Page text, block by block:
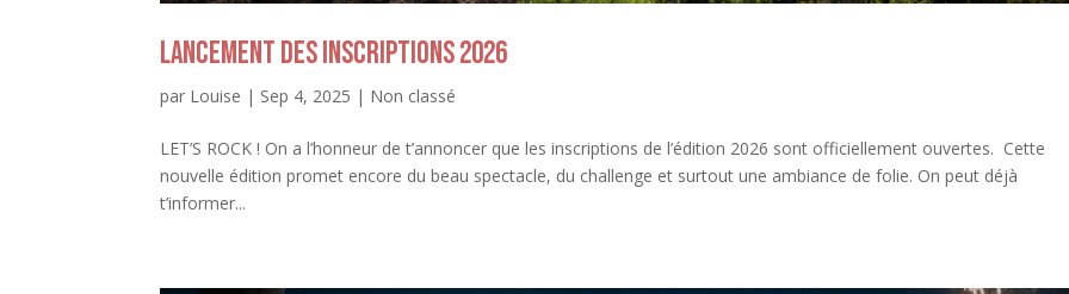
Lancement des inscriptions 2026
par Louise | Sep 4, 2025 | Non classé
LET’S ROCK ! On a l’honneur de t’annoncer que les inscriptions de l’édition 2026 sont officiellement ouvertes. Cette
nouvelle édition promet encore du beau spectacle, du challenge et surtout une ambiance de folie. On peut déjà
t’informer...